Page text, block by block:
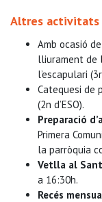
Altres activitats
Amb ocasió
lliurament de
l’escapulari
Catequesi de
(2n d’ESO).
Preparació
Primera
la parròquia
Vetlla al
a 16:30h.
Recés